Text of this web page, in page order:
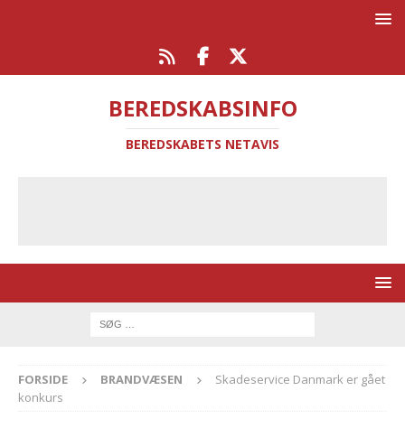
BEREDSKABSINFO
BEREDSKABETS NETAVIS
FORSIDE BRANDVÆSEN
Skadeservice Danmark er gået
konkurs